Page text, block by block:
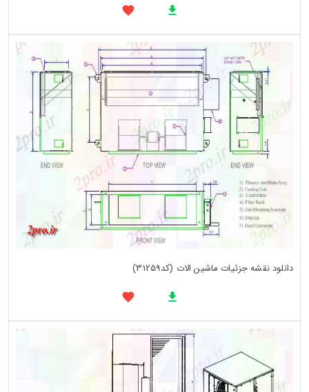
دانلود نقشه جزئیات ماشین الات (کد31259)